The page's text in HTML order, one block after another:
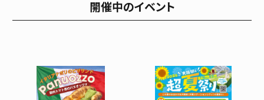
開催中のイベント